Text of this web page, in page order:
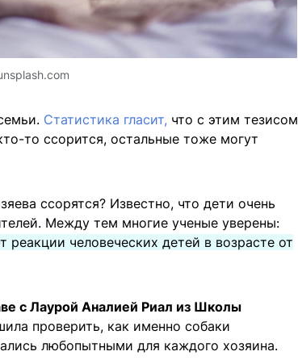
Статистика гласит, что с этим тезисом
то ссорится, остальные тоже могут
ссорятся? Известно, что дети очень
Между тем многие ученые уверены:
человеческих детей в возрасте от
с Лаурой Аналией Риал из Школы
проверить, как именно собаки
любопытными для каждого хозяина.